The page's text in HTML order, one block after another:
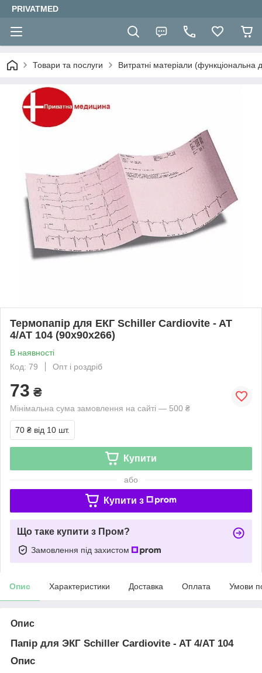
PRIVATMED
Товари та послуги Витратні матеріали (функціональна
Термопапір для ЕКГ Schiller Cardiovite - AT
4/AT 104 (90x90x266)
В наявності
Код: 79
Опт і роздріб
73 ₴
Мінімальна сума замовлення на сайті — 500 ₴
70 ₴ від 10 шт.
Купити
або
Купити з
Що таке купити з Пром?
Замовлення під захистом
Опис Характеристики Доставка Оплата Умови
Опис
Папір для ЭКГ Schiller Cardiovite - AT 4/AT 104
Опис